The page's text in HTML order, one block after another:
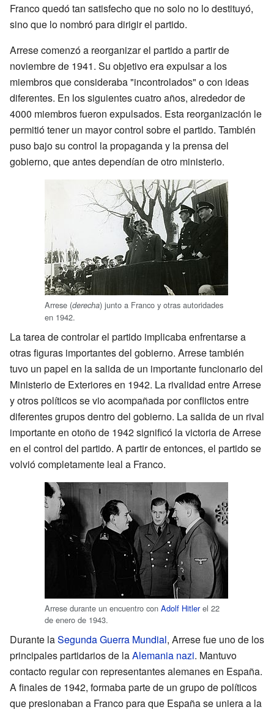
Franco quedó tan satisfecho que no solo no lo destituyó,
sino que lo nombró para dirigir el partido.
Arrese comenzó a reorganizar el partido a partir de
noviembre de 1941. Su objetivo era expulsar a los
miembros que consideraba "incontrolados" o con ideas
diferentes. En los siguientes cuatro años, alrededor de
4000 miembros fueron expulsados. Esta reorganización le
permitió tener un mayor control sobre el partido. También
puso bajo su control la propaganda y la prensa del
gobierno, que antes dependían de otro ministerio.
Arrese (derecha) junto a Franco y otras autoridades
en 1942.
La tarea de controlar el partido implicaba enfrentarse a
otras figuras importantes del gobierno. Arrese también
tuvo un papel en la salida de un importante funcionario del
Ministerio de Exteriores en 1942. La rivalidad entre Arrese
y otros políticos se vio acompañada por conflictos entre
diferentes grupos dentro del gobierno. La salida de un rival
importante en otoño de 1942 significó la victoria de Arrese
en el control del partido. A partir de entonces, el partido se
volvió completamente leal a Franco.
Arrese durante un encuentro con Adolf Hitlerel 22
de enero de 1943.
Durante laSegunda Guerra Mundial, Arrese fue uno de los
principales partidarios de laAlemania nazi. Mantuvo
contacto regular con representantes alemanes en España.
A finales de 1942, formaba parte de un grupo de políticos
que presionaban a Franco para que España se uniera a la